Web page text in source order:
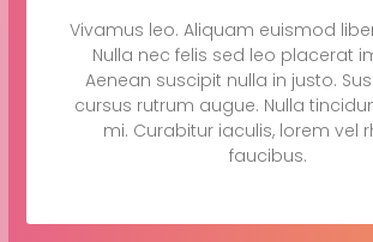
Vivamus leo. Aliquam euismod
Nulla nec felis sed leo placerat
Aenean suscipit nulla in justo.
cursus rutrum augue. Nulla
mi. Curabitur iaculis, lorem vel
faucibus.